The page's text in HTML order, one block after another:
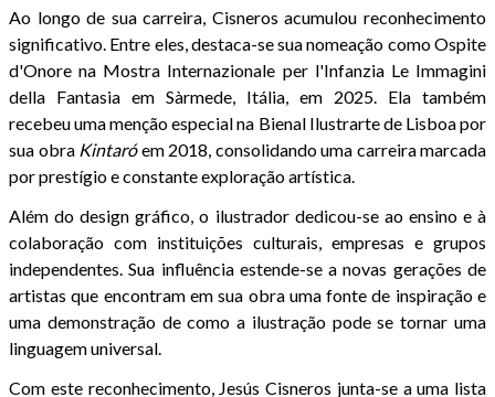
Ao longo de sua carreira, Cisneros acumulou reconhecimento
significativo. Entre eles, destaca-se sua nomeação como Ospite
d'Onore na Mostra Internazionale per l'Infanzia Le Immagini
della Fantasia em Sàrmede, Itália, em 2025. Ela também
recebeu uma menção especial na Bienal Ilustrarte de Lisboa por
sua obra Kintaróem 2018, consolidando uma carreira marcada
por prestígio e constante exploração artística.
Além do design gráfico, o ilustrador dedicou-se ao ensino e à
colaboração com instituições culturais, empresas e grupos
independentes. Sua influência estende-se a novas gerações de
artistas que encontram em sua obra uma fonte de inspiração e
uma demonstração de como a ilustração pode se tornar uma
linguagem universal.
Com este reconhecimento, Jesús Cisneros junta-se a uma lista